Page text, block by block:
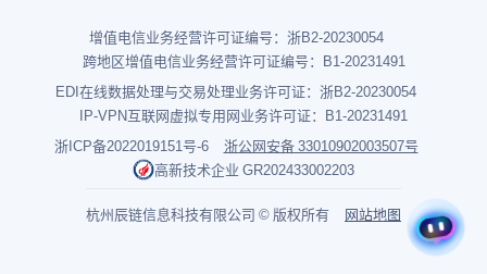
增值电信业务经营许可证编号：浙B2-20230054
跨地区增值电信业务经营许可证编号：B1-20231491
EDI在线数据处理与交易处理业务许可证：浙B2-20230054
IP-VPN互联网虚拟专用网业务许可证：B1-20231491
浙ICP备2022019151号-6
浙公网安备 33010902003507号
高新技术企业 GR202433002203
杭州辰链信息科技有限公司 © 版权所有 网站地图